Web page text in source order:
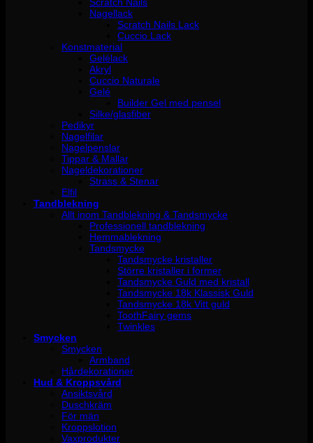
Nagellack
Scratch Nails Lack
Cuccio Lack
Konstmaterial
Gelélack
Akryl
Cuccio Naturale
Gelé
Builder Gel med pensel
Silke/glasfiber
Pedikyr
Nagelfilar
Nagelpenslar
Tippar & Mallar
Nageldekorationer
Strass & Stenar
Elfil
Tandblekning
Allt inom Tandblekning & Tandsmycke
Professionell tandblekning
Hemmablekning
Tandsmycke
Tandsmycke kristaller
Större kristaller i former
Tandsmycke Guld med kristall
Tandsmycke 18k Klassisk Guld
Tandsmycke 18k Vitt guld
ToothFairy gems
Twinkles
Smycken
Smycken
Armband
Hårdekorationer
Hud & Kroppsvård
Ansiktsvård
Duschkräm
För män
Kroppslotion
Vaxprodukter